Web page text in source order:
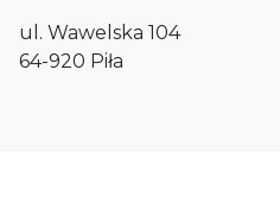
ul. Wawelska 104
64-920 Piła